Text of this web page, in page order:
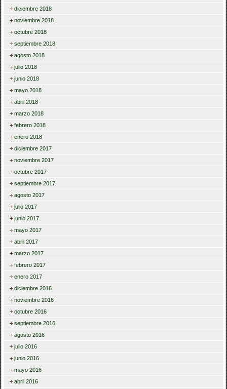
diciembre 2018
noviembre 2018
octubre 2018
septiembre 2018
agosto 2018
julio 2018
junio 2018
mayo 2018
abril 2018
marzo 2018
febrero 2018
enero 2018
diciembre 2017
noviembre 2017
octubre 2017
septiembre 2017
agosto 2017
julio 2017
junio 2017
mayo 2017
abril 2017
marzo 2017
febrero 2017
enero 2017
diciembre 2016
noviembre 2016
octubre 2016
septiembre 2016
agosto 2016
julio 2016
junio 2016
mayo 2016
abril 2016